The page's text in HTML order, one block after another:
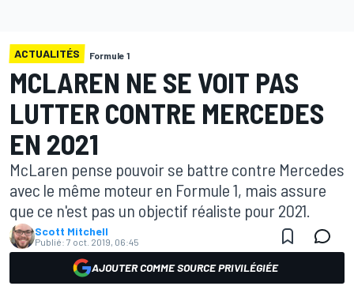
ACTUALITÉS Formule 1
MCLAREN NE SE VOIT PAS
LUTTER CONTRE MERCEDES
EN 2021
McLaren pense pouvoir se battre contre Mercedes
avec le même moteur en Formule 1, mais assure
que ce n'est pas un objectif réaliste pour 2021.
Scott Mitchell
Publié: 7 oct. 2019, 06:45
AJOUTER COMME SOURCE PRIVILÉGIÉE